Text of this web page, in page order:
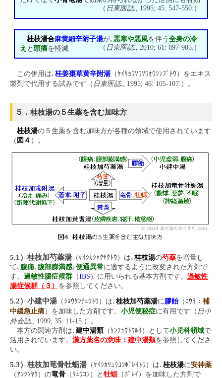
（ 日東医誌. , 1995; 45: 547-550.）
桂枝湯合麻黄細辛附子湯が､悪寒や悪風を伴う全身の冷
え と頭痛を軽減 （ 日東医誌. , 2010; 61: 897-905.）
この併用は､ 桂姜棗草黄辛附湯（ｹｲｷｮｳｿｳｿｳｵｳｼﾝﾌﾞﾄｳ）をエキス
製剤で代用する試みです（ 日東医誌. , 1995; 46: 105-107.）。
５．桂枝湯の５生薬を含む加味方
桂枝湯の５生薬を含む加味方が各種の領域で使用されています
（ 図４ ）。
5.1）桂枝加芍薬湯 （ｹｲｼｶｼｬｸﾔｸﾄｳ）は､ 桂枝湯の芍薬を増量し
て､ 腹痛､ 腹部膨満感､ 便通異常に適するように改変された方剤で
す。 過敏性腸症候群 （IBS ）に用いられる基本方剤です。 過敏性
腸症候群（３） を参照してください。
5.2）小建中湯 （ｼｮｳｹﾝﾁｭｳﾄｳ）は､ 桂枝加芍薬湯に膠飴（ｺｳｲ： 補
中緩急止痛）を加味した方剤です。 小児便秘症に有用です（ 日小
外会誌. , 1999; 35: 11-15.）。
本方の関連方剤は､ 建中湯類 （ｹﾝﾁｭｳﾄｳﾙｲ）として小児科領域で
活用されています。 漢方薬名の意味：建中湯類を参照してくださ
い。
5.3）桂枝加竜骨牡蛎湯 （ｹｲｼｶﾘｭｳｺﾂﾎﾞﾚｲﾄｳ）は､ 桂枝湯に安神薬
（ｱﾝｼﾝﾔｸ）の竜骨 （ﾘｭｳｺﾂ）と 牡蛎 （ﾎﾞﾚｲ）を加味した方剤で